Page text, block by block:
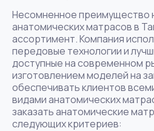
Несомненное преимущество
анатомических матрасов в
ассортимент. Компания
передовые технологии и
доступные на современном
изготовлением моделей на
обеспечивать клиентов
видами анатомических
заказать анатомические
следующих критериев: